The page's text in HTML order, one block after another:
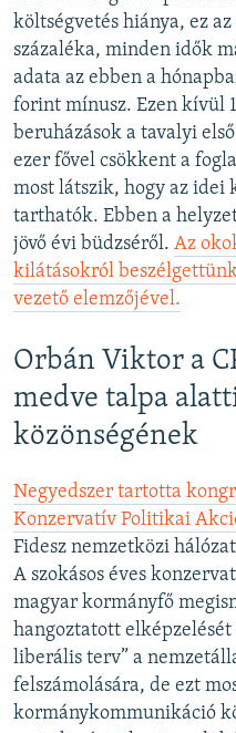
költségvetés hiánya, ez
százaléka, minden idők
adata az ebben a
forint mínusz. Ezen kívül
beruházások a tavalyi
ezer fővel csökkent a
most látszik, hogy az idei
tarthatók. Ebben a
jövő évi büdzséről. Az
kilátásokról
vezető elemzőjével.
Orbán Viktor a
medve talpa
közönségének
Negyedszer tartotta
Konzervatív Politikai
Fidesz nemzetközi
A szokásos éves
magyar kormányfő
hangoztatott
liberális terv” a
felszámolására, de ezt
kormánykommunikáció